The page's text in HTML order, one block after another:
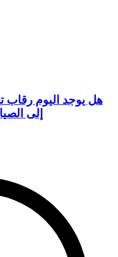
هل يوجد اليوم رقاب
إلى